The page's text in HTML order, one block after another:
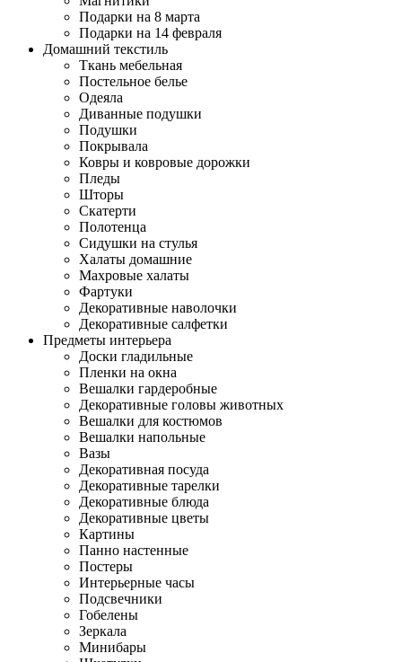
Подарки на 8 марта
Подарки на 14 февраля
Домашний текстиль
Ткань мебельная
Постельное белье
Одеяла
Диванные подушки
Подушки
Покрывала
Ковры и ковровые дорожки
Пледы
Шторы
Скатерти
Полотенца
Сидушки на стулья
Халаты домашние
Махровые халаты
Фартуки
Декоративные наволочки
Декоративные салфетки
Предметы интерьера
Доски гладильные
Пленки на окна
Вешалки гардеробные
Декоративные головы животных
Вешалки для костюмов
Вешалки напольные
Вазы
Декоративная посуда
Декоративные тарелки
Декоративные блюда
Декоративные цветы
Картины
Панно настенные
Постеры
Интерьерные часы
Подсвечники
Гобелены
Зеркала
Минибары